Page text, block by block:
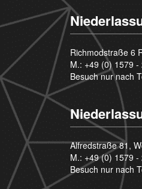
Richmodstraße 6
M.: +49 (0) 1579 -
Besuch nur nach
Alfredstraße 81,
M.: +49 (0) 1579 -
Besuch nur nach